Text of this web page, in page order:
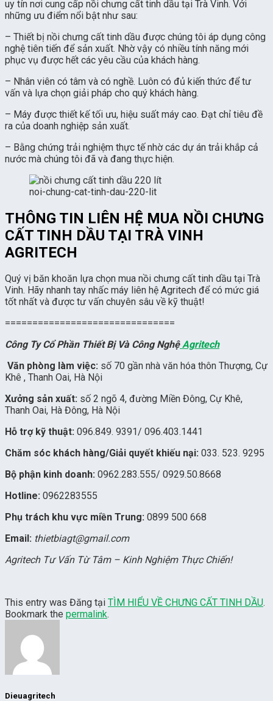
uy tín nơi cung cấp nồi chưng cất tinh dầu tại Trà Vinh. Với
những ưu điểm nổi bật như sau:
– Thiết bị nồi chưng cất tinh dầu được chúng tôi áp dụng công
nghệ tiên tiến để sản xuất. Nhờ vậy có nhiều tính năng mới
phục vụ được hết các yêu cầu của khách hàng.
– Nhân viên có tâm và có nghề. Luôn có đủ kiến thức để tư
vấn và lựa chọn giải pháp cho quý khách hàng.
– Máy được thiết kế tối ưu, hiệu suất máy cao. Đạt chỉ tiêu đề
ra của doanh nghiệp sản xuất.
– Bằng chứng trải nghiệm thực tế nhờ các dự án trải khắp cả
nước mà chúng tôi đã và đang thực hiện.
noi-chung-cat-tinh-dau-220-lit
THÔNG TIN LIÊN HỆ MUA NỒI CHƯNG
CẤT TINH DẦU TẠI TRÀ VINH
AGRITECH
Quý vị băn khoăn lựa chọn mua nồi chưng cất tinh dầu tại Trà
Vinh. Hãy nhanh tay nhấc máy liên hệ Agritech để có mức giá
tốt nhất và được tư vấn chuyên sâu về kỹ thuật!
===============================
Công Ty Cổ Phần Thiết Bị Và Công NghệAgritech
Văn phòng làm việc: số 70 gần nhà văn hóa thôn Thượng, Cự
Khê , Thanh Oai, Hà Nội
Xưởng sản xuất: số 2 ngõ 4, đường Miền Đông, Cự Khê,
Thanh Oai, Hà Đông, Hà Nội
Hỗ trợ kỹ thuật: 096.849. 9391/ 096.403.1441
Chăm sóc khách hàng/Giải quyết khiếu nại: 033. 523. 9295
Bộ phận kinh doanh: 0962.283.555/ 0929.50.8668
Hotline: 0962283555
Phụ trách khu vực miền Trung: 0899 500 668
Email: thietbiagt@gmail.com
Agritech Tư Vấn Từ Tâm – Kinh Nghiệm Thực Chiến!
This entry was Đăng tại TÌM HIỂU VỀ CHƯNG CẤT TINH DẦU.
Bookmark the permalink.
Dieuagritech